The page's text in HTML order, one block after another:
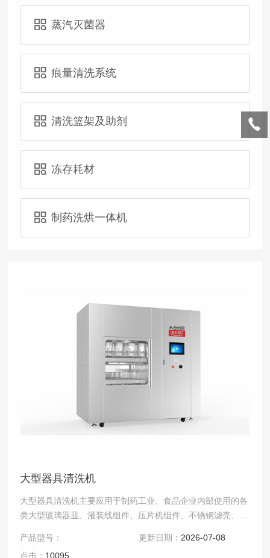
蒸汽灭菌器
痕量清洗系统
清洗篮架及助剂
冻存耗材
制药洗烘一体机
大型器具清洗机
大型器具清洗机主要应用于制药工业、食品企业内部使用的各
类大型玻璃器皿、灌装线组件、压片机组件、不锈钢滤壳、搅
产品型号：
更新日期： 2026-07-08
点击： 10095